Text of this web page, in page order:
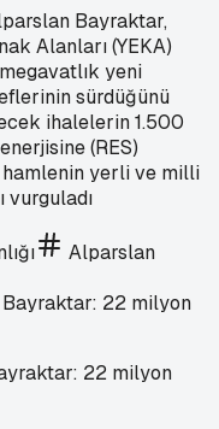
Bayraktar,
Alanları (YEKA)
yeni
sürdüğünü
ihalelerin 1.500
(RES)
hamlenin yerli ve milli
vurguladı
Alparslan
22 milyon